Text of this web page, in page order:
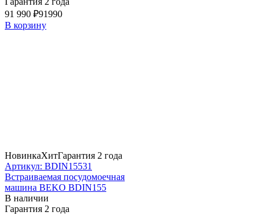
91 990 ₽91990
В корзину
НовинкаХитГарантия 2 года
Артикул: BDIN15531
Встраиваемая посудомоечная
машина BEKO BDIN155
В наличии
Гарантия 2 года